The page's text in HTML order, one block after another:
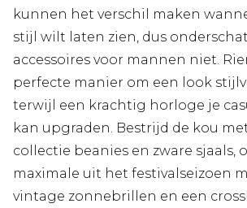
kunnen het verschil maken
stijl wilt laten zien, dus
accessoires voor mannen niet.
perfecte manier om een look
terwijl een krachtig horloge je
kan upgraden. Bestrijd de kou
collectie beanies en zware sjaals,
maximale uit het festivalseizoen
vintage zonnebrillen en een